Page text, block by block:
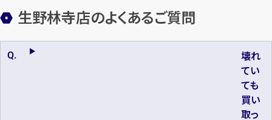
生野林寺店のよくあるご質問
壊れ
てい
ても
買い
取っ